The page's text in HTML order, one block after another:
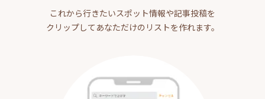
これから行きたいスポット情報や記事投稿を
クリップしてあなただけのリストを作れます。